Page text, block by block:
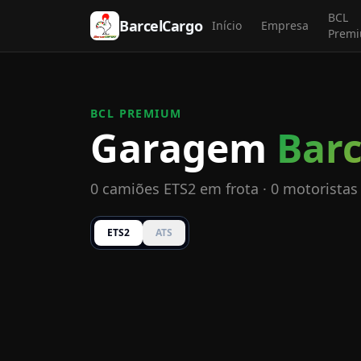
BarcelCargo Início Empresa
BCL
BCL PREMIUM
Garagem
0 camiões ETS2 em frota · 0 motoristas
ETS2 ATS